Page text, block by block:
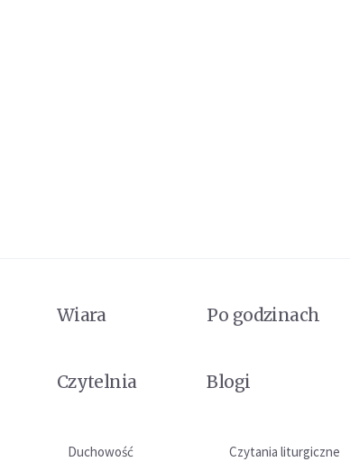
Wiara Po godzinach
Czytelnia Blogi
Duchowość Czytania liturgiczne